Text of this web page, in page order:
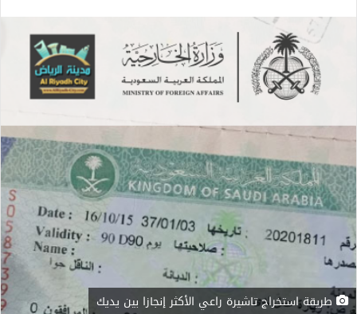
طريقة استخراج تاشيرة راعي الأكثر إنجازا بين يديك